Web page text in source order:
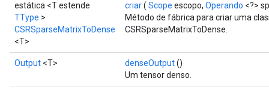
estática <T estende
TType >
CSRSparseMatrixToDense
<T>
criar( Scope escopo, Operando <?>
Método de fábrica para criar uma
CSRSparseMatrixToDense.
Output <T> denseOutput()
Um tensor denso.